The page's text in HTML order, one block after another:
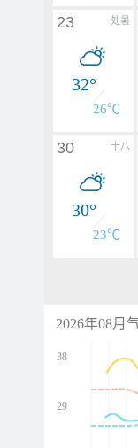
处暑
23
32°
26℃
十八
30
30°
23℃
2026年08月
38
29